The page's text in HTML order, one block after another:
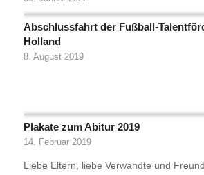
Abschlussfahrt der Fußball-
Holland
8. August 2019
Plakate zum Abitur 2019
14. Februar 2019
Liebe Eltern, liebe Verwandte und